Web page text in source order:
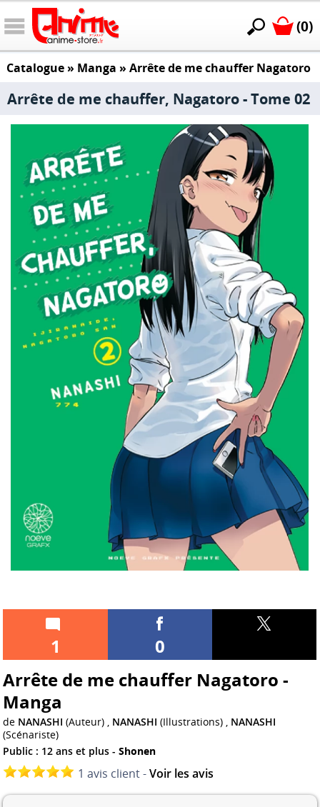
(0)
Catalogue» Manga » Arrête de me chauffer Nagatoro
Arrête de me chauffer, Nagatoro - Tome 02
1
0
Arrête de me chauffer Nagatoro -
Manga
de NANASHI (Auteur) , NANASHI (Illustrations) , NANASHI
(Scénariste)
Public : 12 ans et plus -Shonen
1 avis client -Voir les avis